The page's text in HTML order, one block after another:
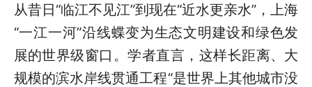
从昔日“临江不见江”到现在“近水更亲水”，上海
“一江一河”沿线蝶变为生态文明建设和绿色发
展的世界级窗口。学者直言，这样长距离、大
规模的滨水岸线贯通工程“是世界上其他城市没